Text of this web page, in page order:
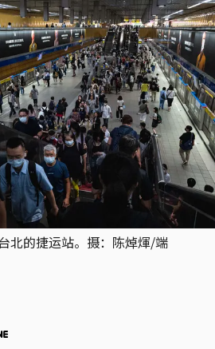
北的捷运站。摄：陈焯煇/端